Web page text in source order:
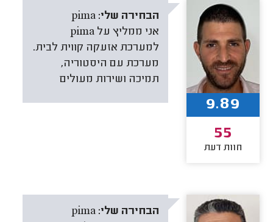
הבחירה שלי: pima
אני ממליץ על pima
למערכת אזעקה קווית לבית.
מערכת עם היסטוריה,
תמיכה ושירות מעולים
9.89
55
חוות דעת
הבחירה שלי: pima